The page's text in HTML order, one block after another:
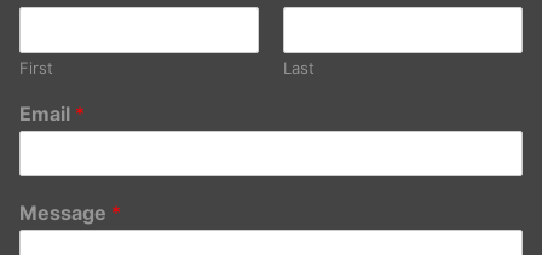
First Last
Email *
Message *